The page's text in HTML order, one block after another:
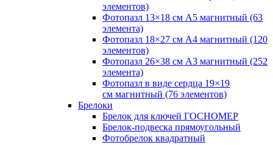
элементов)
Фотопазл 13×18 см А5 магнитный (63
элемента)
Фотопазл 18×27 см А4 магнитный (120
элементов)
Фотопазл 26×38 см А3 магнитный (252
элемента)
Фотопазл в виде сердца 19×19
см магнитный (76 элементов)
Брелоки
Брелок для ключей ГОСНОМЕР
Брелок-подвеска прямоугольный
Фотобрелок квадратный